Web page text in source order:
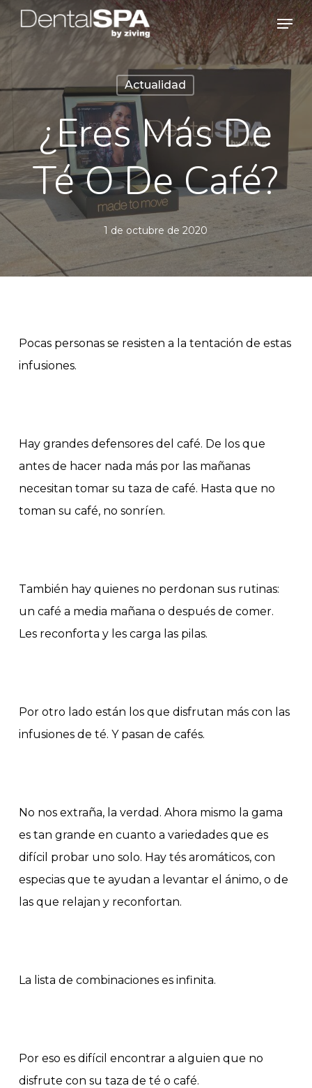
Skip
main
Menu
Actualidad
¿Eres Más De
Té O De Café?
1 de octubre de 2020
Pocas personas se resisten a la tentación de estas
infusiones.
Hay grandes defensores del café. De los que
antes de hacer nada más por las mañanas
necesitan tomar su taza de café. Hasta que no
toman su café, no sonríen.
También hay quienes no perdonan sus rutinas:
un café a media mañana o después de comer.
Les reconforta y les carga las pilas.
Por otro lado están los que disfrutan más con las
infusiones de té. Y pasan de cafés.
No nos extraña, la verdad. Ahora mismo la gama
es tan grande en cuanto a variedades que es
difícil probar uno solo. Hay tés aromáticos, con
especias que te ayudan a levantar el ánimo, o de
las que relajan y reconfortan.
La lista de combinaciones es infinita.
Por eso es difícil encontrar a alguien que no
disfrute con su taza de té o café.